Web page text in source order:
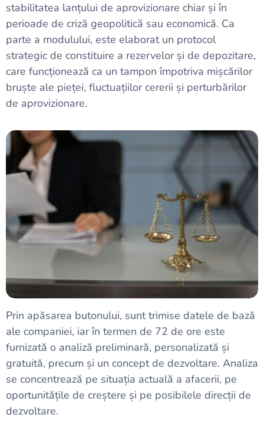
stabilitatea lanțului de aprovizionare chiar și în
perioade de criză geopolitică sau economică. Ca
parte a modulului, este elaborat un protocol
strategic de constituire a rezervelor și de depozitare,
care funcționează ca un tampon împotriva mișcărilor
bruște ale pieței, fluctuațiilor cererii și perturbărilor
de aprovizionare.
Prin apăsarea butonului, sunt trimise datele de bază
ale companiei, iar în termen de 72 de ore este
furnizată o analiză preliminară, personalizată și
gratuită, precum și un concept de dezvoltare. Analiza
se concentrează pe situația actuală a afacerii, pe
oportunitățile de creștere și pe posibilele direcții de
dezvoltare.